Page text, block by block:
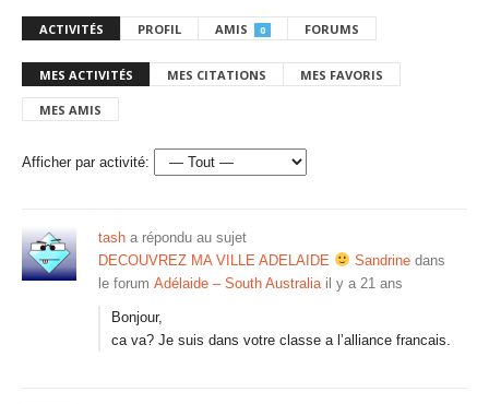
ACTIVITÉS PROFIL AMIS 0 FORUMS
MES ACTIVITÉS MES CITATIONS MES FAVORIS
MES AMIS
Afficher par activité:
tash a répondu au sujet
DECOUVREZ MA VILLE ADELAIDE
Sandrinedans
le forum Adélaide – South Australia il y a 21 ans
Bonjour,
ca va? Je suis dans votre classe a l’alliance francais.